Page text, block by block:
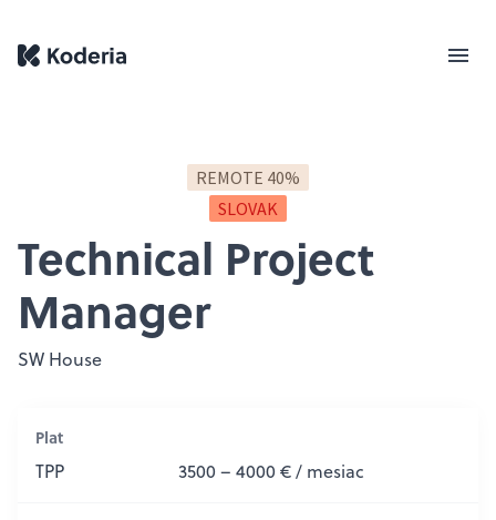
REMOTE 40%
SLOVAK
Technical Project
Manager
SW House
Plat
TPP 3500 – 4000 € / mesiac